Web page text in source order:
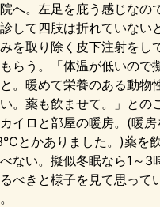
へ。左足を庇う感じなの
して四肢は折れていない
を取り除く皮下注射をし
らう。「体温が低いので
。暖めて栄養のある動物
。薬も飲ませて。」との
イロと部屋の暖房。(暖
とかありました。)薬を
ない。擬似冬眠なら1～3
べきと様子を見て思って